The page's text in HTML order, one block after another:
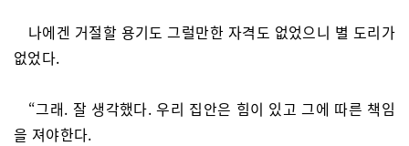
나에겐 거절할 용기도 그럴만한 자격도 없었으니 별 도리가
없었다.
“그래. 잘 생각했다. 우리 집안은 힘이 있고 그에 따른 책임
을 져야한다.